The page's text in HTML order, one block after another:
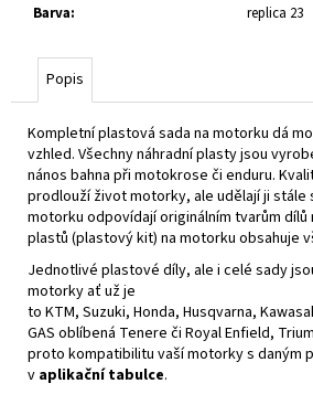
Barva: replica 23
Popis
Kompletní plastová sada na motorku dá
vzhled. Všechny náhradní plasty jsou
nános bahna při motokrose či enduru.
prodlouží život motorky, ale udělají ji stále
motorku odpovídají originálním tvarům dílů
plastů (plastový kit) na motorku obsahuje
Jednotlivé plastové díly, ale i celé sady
motorky ať už je
to KTM, Suzuki, Honda, Husqvarna,
GAS oblíbená Tenere či Royal Enfield,
proto kompatibilitu vaší motorky s daným
v aplikační tabulce.